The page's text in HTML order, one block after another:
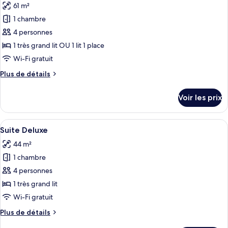
Supérieure,
lit
double
photos
pour
ce
type
de
chambre :
Suite
61 m²
1 chambre
4 personnes
1 très grand lit OU 1 lit 1 place
Wi-Fi gratuit
Plus de détails
Plus
le
type
de
Suite
Familiale
Voir les prix
Afficher
toutes
les
photos
pour
ce
type
chambre :
Une chambre avec un plafond en
8
Suite Deluxe
44 m²
1 chambre
4 personnes
1 très grand lit
Wi-Fi gratuit
Plus de détails
Plus